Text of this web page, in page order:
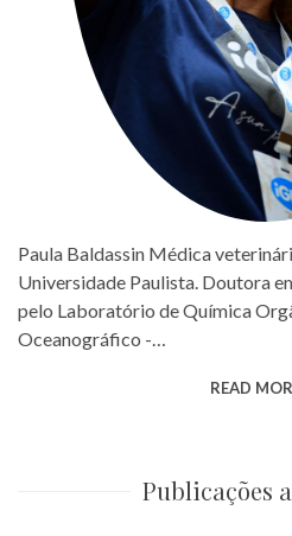
Paula Baldassin Médica
Universidade Paulista. Doutora
pelo Laboratório de Química
Oceanográfico -…
READ
Publicações